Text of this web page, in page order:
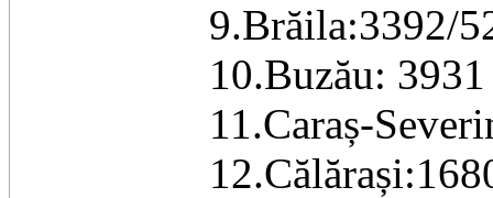
9.Brăila:3392/
10.Buzău:
11.Caraș-